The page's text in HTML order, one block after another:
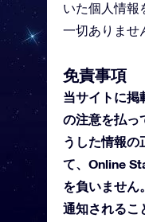
いた個人情報
一切ありませ
免責事項
当サイトに掲
の注意を払っ
うした情報の
て、Online
を負いません
通知されるこ